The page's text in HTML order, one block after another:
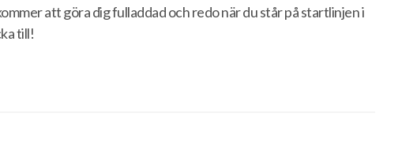
att göra dig fulladdad och redo när du står på startlinjen i
till!